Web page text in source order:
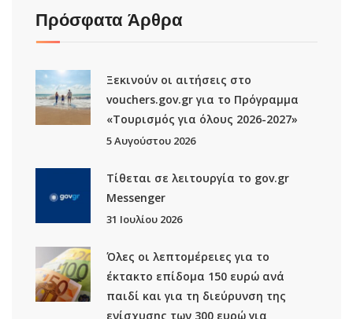
Πρόσφατα Άρθρα
Ξεκινούν οι αιτήσεις στο
vouchers.gov.gr για το Πρόγραμμα
«Τουρισμός για όλους 2026-2027»
5 Αυγούστου 2026
Τίθεται σε λειτουργία το gov.gr
Μessenger
31 Ιουλίου 2026
Όλες οι λεπτομέρειες για το
έκτακτο επίδομα 150 ευρώ ανά
παιδί και για τη διεύρυνση της
ενίσχυσης των 300 ευρώ για